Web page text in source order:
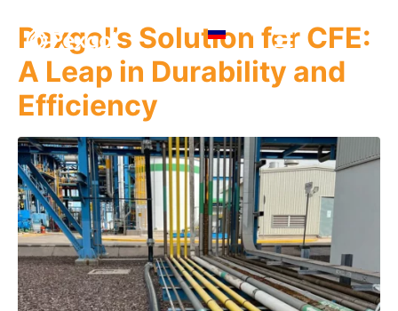
Pexgol’s Solution for CFE:
A Leap in Durability and
Efficiency